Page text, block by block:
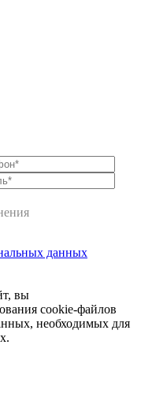
данных
вы
cookie-файлов
необходимых для